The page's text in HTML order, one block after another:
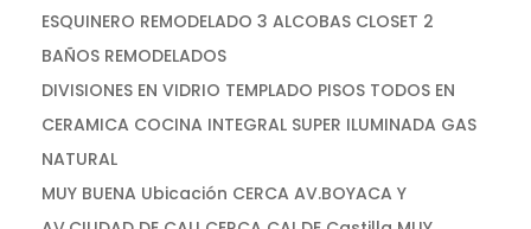
ESQUINERO REMODELADO 3 ALCOBAS CLOSET 2
BAÑOS REMODELADOS
DIVISIONES EN VIDRIO TEMPLADO PISOS TODOS EN
CERAMICA COCINA INTEGRAL SUPER ILUMINADA GAS
NATURAL
MUY BUENA Ubicación CERCA AV.BOYACA Y